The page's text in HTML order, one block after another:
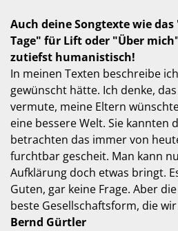
Auch deine Songtexte wie
Tage" für Lift oder "Über
zutiefst humanistisch!
In meinen Texten beschreibe
gewünscht hätte. Ich denke,
vermute, meine Eltern
eine bessere Welt. Sie kannten
betrachten das immer von
furchtbar gescheit. Man kann
Aufklärung doch etwas bringt.
Guten, gar keine Frage. Aber
beste Gesellschaftsform, die
Bernd Gürtler